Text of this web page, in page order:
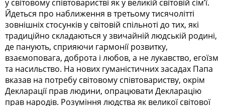
у світовому співтоваристві як у великій світовій сім’ї.
Йдеться про наближення в третьому тисячолітті
зовнішніх стосунків у світовій спільноті до тих, які
традиційно складаються у звичайній людській родині,
де панують, сприяючи гармонії розвитку,
взаємоповага, доброта і любов, а не лукавство, егоїзм
та насильство. На нових гуманістичних засадах Папа
вказав на потребу світовому співтовариству, окрім
Декларації прав людини, опрацювати Декларацію
прав народів. Розуміння людства як великої світової